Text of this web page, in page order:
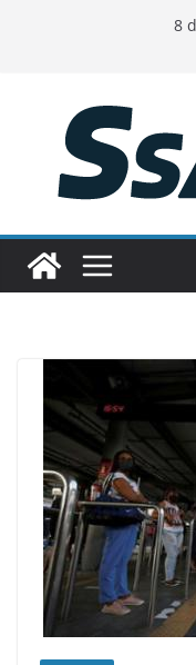
conteúdo
8